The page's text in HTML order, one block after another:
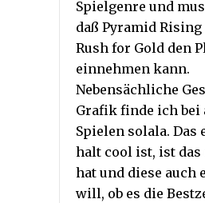
Spielgenre und
daß Pyramid Rising
Rush for Gold den
einnehmen kann.
Nebensächliche
Grafik finde ich bei
Spielen solala. Das
halt cool ist, ist das
hat und diese auch
will, ob es die